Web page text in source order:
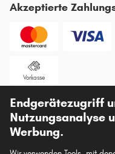
Akzeptierte
Vorkasse
Unsere
Endgerätezugriff
Nutzungsanalyse
Werbung.